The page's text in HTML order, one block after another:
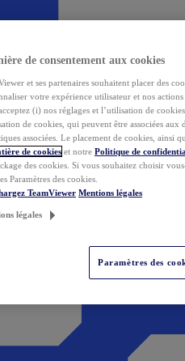
de consentement aux cookies
et ses partenaires souhaitent placer des
votre expérience utilisateur et nos
(i) nos réglages et l’utilisation de
de cookies, qui peuvent être associées aux
associées. Le placement de cookies, ainsi
de cookies et notre Politique de
des cookies. Si vous souhaitez choisir
Paramètres des cookies.
TeamViewer Mentions légales
légales
Paramètres des